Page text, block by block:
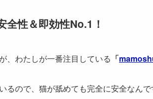
全性＆即効性No.1！
、わたしが一番注目している 「
るので、猫が舐めても完全に安全なん